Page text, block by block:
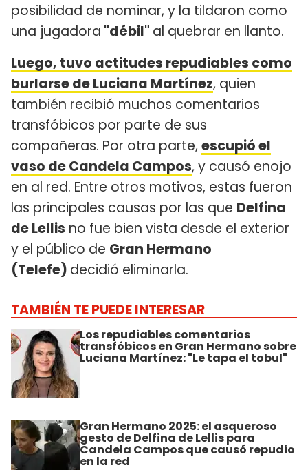
posibilidad de nominar, y la tildaron como
una jugadora "débil" al quebrar en llanto.
Luego, tuvo actitudes repudiables como
burlarse de Luciana Martínez, quien
también recibió muchos comentarios
transfóbicos por parte de sus
compañeras. Por otra parte, escupió el
vaso de Candela Campos, y causó enojo
en al red. Entre otros motivos, estas fueron
las principales causas por las que Delfina
de Lellis no fue bien vista desde el exterior
y el público de Gran Hermano
(Telefe) decidió eliminarla.
TAMBIÉN TE PUEDE INTERESAR
Los repudiables comentarios
transfóbicos en Gran Hermano sobre
Luciana Martínez: "Le tapa el tobul"
Gran Hermano 2025: el asqueroso
gesto de Delfina de Lellis para
Candela Campos que causó repudio
en la red